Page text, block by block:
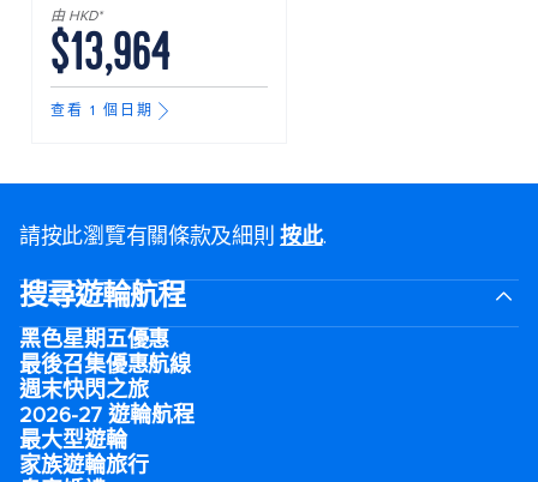
由 HKD*
$13,964
查看 1 個日期
請按此瀏覽有關條款及細則按此.
搜尋遊輪航程
黑色星期五優惠
最後召集優惠航線
週末快閃之旅
2026-27 遊輪航程
最大型遊輪
家族遊輪旅行